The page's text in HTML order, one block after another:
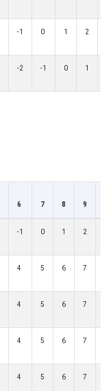
-1 0 1 2
-2 -1 0 1
6 7 8 9
-1 0 1 2
4 5 6 7
4 5 6 7
4 5 6 7
4 5 6 7